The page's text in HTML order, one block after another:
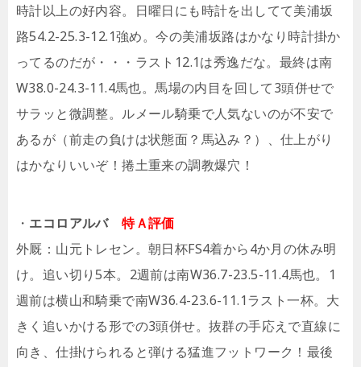
時計以上の好内容。日曜日にも時計を出してて美浦坂
路54.2-25.3-12.1強め。今の美浦坂路はかなり時計掛か
ってるのだが・・・ラスト12.1は秀逸だな。最終は南
W38.0-24.3-11.4馬也。馬場の内目を回して3頭併せで
サラッと微調整。ルメール騎乗で人気ないのが不安で
あるが（前走の負けは状態面？馬込み？）、仕上がり
はかなりいいぞ！捲土重来の調教爆穴！
・ エコロアルバ
特Ａ評価
外厩：山元トレセン。朝日杯FS4着から4か月の休み明
け。追い切り5本。2週前は南W36.7-23.5-11.4馬也。1
週前は横山和騎乗で南W36.4-23.6-11.1ラスト一杯。大
きく追いかける形での3頭併せ。抜群の手応えで直線に
向き、仕掛けられると弾ける猛進フットワーク！最後